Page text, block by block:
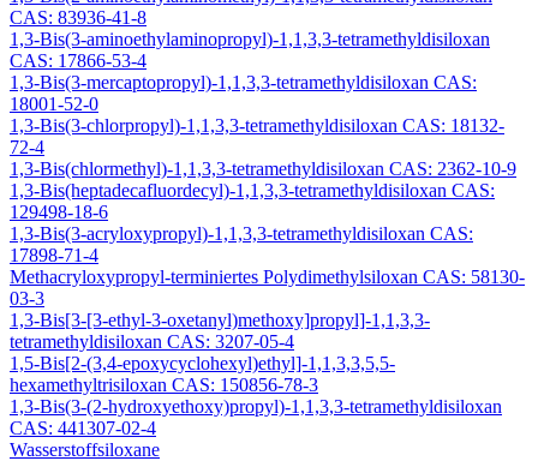
CAS: 83936-41-8
1,3-Bis(3-aminoethylaminopropyl)-1,1,3,3-tetramethyldisiloxan
CAS: 17866-53-4
1,3-Bis(3-mercaptopropyl)-1,1,3,3-tetramethyldisiloxan CAS:
18001-52-0
1,3-Bis(3-chlorpropyl)-1,1,3,3-tetramethyldisiloxan CAS: 18132-
72-4
1,3-Bis(chlormethyl)-1,1,3,3-tetramethyldisiloxan CAS: 2362-10-9
1,3-Bis(heptadecafluordecyl)-1,1,3,3-tetramethyldisiloxan CAS:
129498-18-6
1,3-Bis(3-acryloxypropyl)-1,1,3,3-tetramethyldisiloxan CAS:
17898-71-4
Methacryloxypropyl-terminiertes Polydimethylsiloxan CAS: 58130-
03-3
1,3-Bis[3-[3-ethyl-3-oxetanyl)methoxy]propyl]-1,1,3,3-
tetramethyldisiloxan CAS: 3207-05-4
1,5-Bis[2-(3,4-epoxycyclohexyl)ethyl]-1,1,3,3,5,5-
hexamethyltrisiloxan CAS: 150856-78-3
1,3-Bis(3-(2-hydroxyethoxy)propyl)-1,1,3,3-tetramethyldisiloxan
CAS: 441307-02-4
Wasserstoffsiloxane